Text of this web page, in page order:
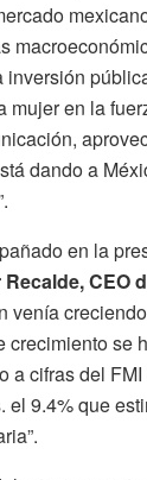
inversión
mujer en la
dando a
en la
Recalde, CEO
venía
crecimiento se
a cifras del
el 9.4% que